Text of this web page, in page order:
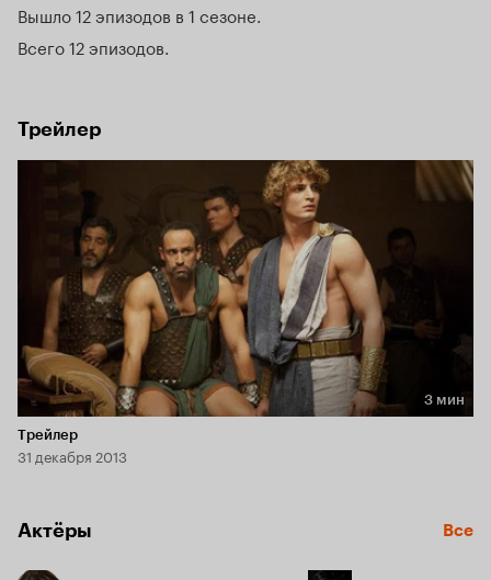
Вышло 12 эпизодов в 1 сезоне
Всего 12 эпизодов
Трейлер
Длительность 3 мин
3 мин
Трейлер
31 декабря 2013
Актёры Все